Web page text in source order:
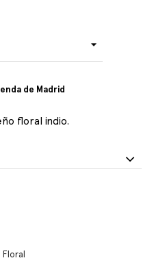
de Madrid
floral indio.
Floral